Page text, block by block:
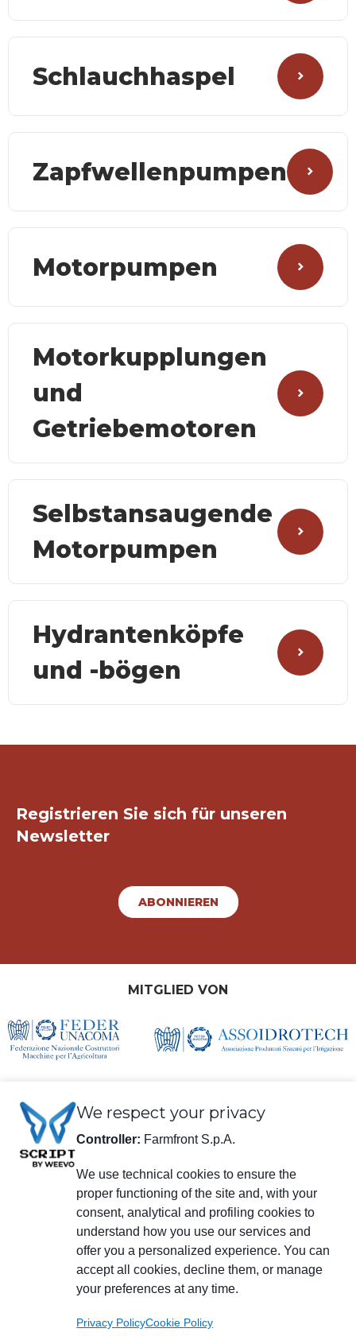
Schlauchhaspel
Zapfwellenpumpen
Motorpumpen
Motorkupplungen
und
Getriebemotoren
Selbstansaugende
Motorpumpen
Hydrantenköpfe
und -bögen
Registrieren Sie sich für unseren
Newsletter
ABONNIEREN
MITGLIED VON
Rechtliche Informationen
Werk und Sitz der Gesellschaft: Via S. Eusebio 7, 41014 Castelvetro di
Modena (MO) - IT
Steuernr., USt-IdNr., Eintragungsnummer beim Handelsregister Modena
01294030364 - zertifizierte E-Mail-Anschrift:
farmfrontspa@legalmail.it
Eingetragen im Verzeichnis der Wirtschafts- und Verwaltungsdaten
(R.E.A.) unter der Nr. M0203512 - voll eingezahltes Grundkapital
We respect your privacy
Controller: Farmfront S.p.A.
We use technical cookies to ensure the
proper functioning of the site and, with your
consent, analytical and profiling cookies to
understand how you use our services and
offer you a personalized experience. You can
accept all cookies, decline them, or manage
your preferences at any time.
Privacy PolicyCookie Policy